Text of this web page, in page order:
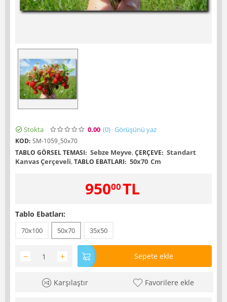
Stokta 0.00 (0) Görüşünü yaz
KOD: SM-1059_50x70
TABLO GÖRSEL TEMASI: Sebze Meyve,ÇERÇEVE: Standart
Kanvas Çerçeveli,TABLO EBATLARI: 50x70 Cm
95000TL
Tablo Ebatları:
70x100 50x70 35x50
+
− Sepete ekle
Karşılaştır Favorilere ekle